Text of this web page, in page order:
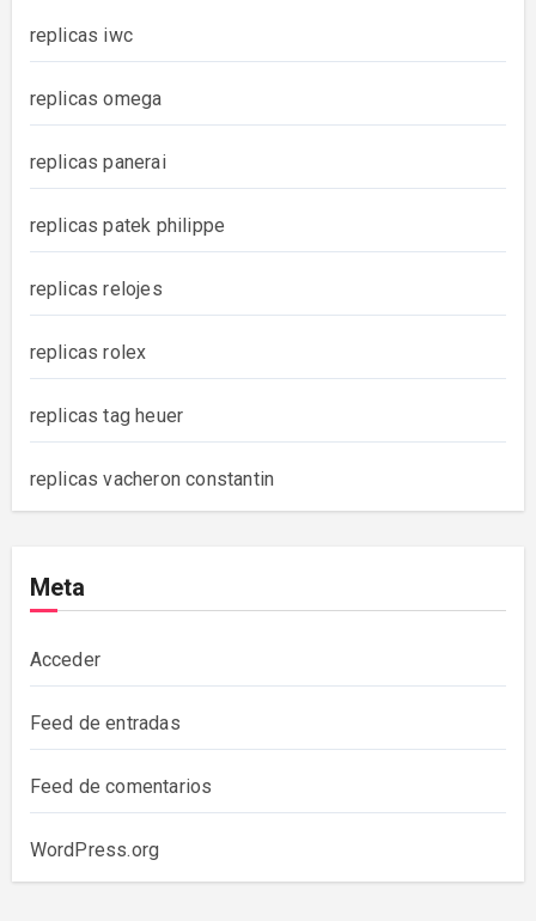
replicas iwc
replicas omega
replicas panerai
replicas patek philippe
replicas relojes
replicas rolex
replicas tag heuer
replicas vacheron constantin
Meta
Acceder
Feed de entradas
Feed de comentarios
WordPress.org